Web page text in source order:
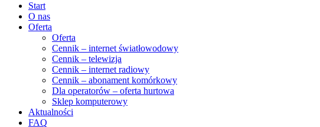
Start
O nas
Oferta
Oferta
Cennik – internet światłowodowy
Cennik – telewizja
Cennik – internet radiowy
Cennik – abonament komórkowy
Dla operatorów – oferta hurtowa
Sklep komputerowy
Aktualności
FAQ